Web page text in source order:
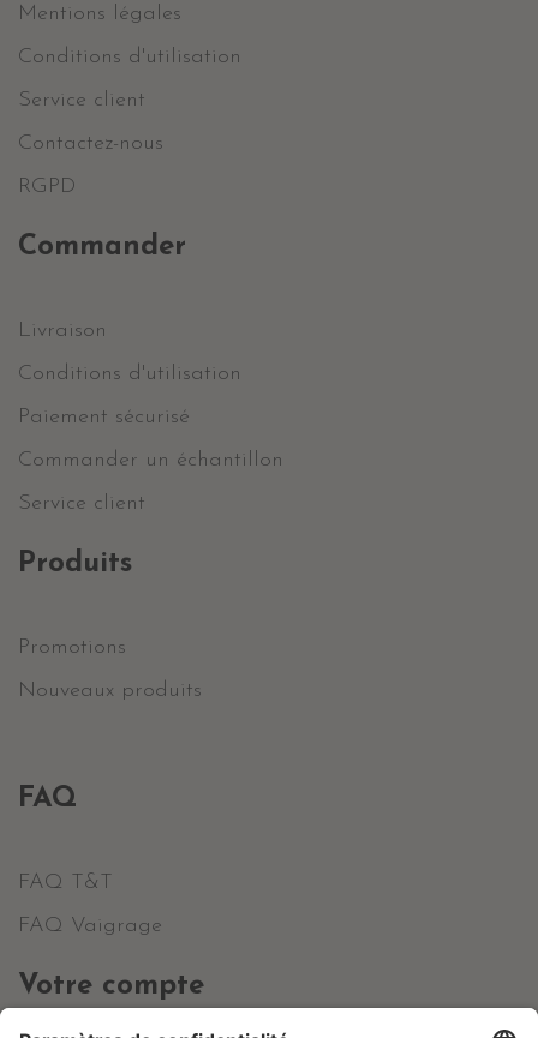
Mentions légales
Conditions d'utilisation
Service client
Contactez-nous
RGPD
Commander
Livraison
Conditions d'utilisation
Paiement sécurisé
Commander un échantillon
Service client
Produits
Promotions
Nouveaux produits
FAQ
FAQ T&T
FAQ Vaigrage
Votre compte